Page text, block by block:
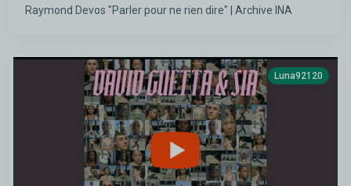
Raymond Devos "Parler pour ne rien dire" | Archive INA
Luna92120